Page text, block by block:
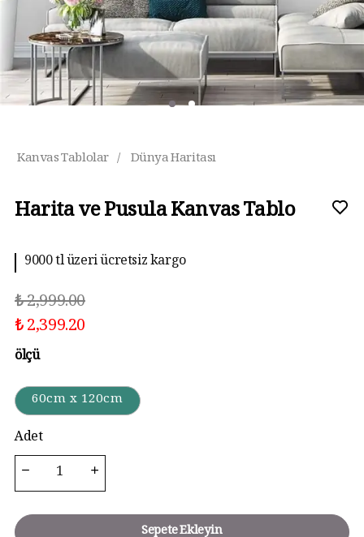
Kanvas Tablolar / Dünya Haritası
Harita ve Pusula Kanvas Tablo
9000 tl üzeri ücretsiz kargo
₺ 2,999.00
₺ 2,399.20
ölçü
60cm x 120cm
Adet
Sepete Ekleyin